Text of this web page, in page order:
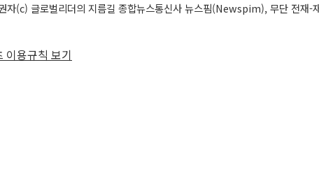
자(c) 글로벌리더의 지름길 종합뉴스통신사 뉴스핌(Newspim), 무단 전재-
이용규칙 보기